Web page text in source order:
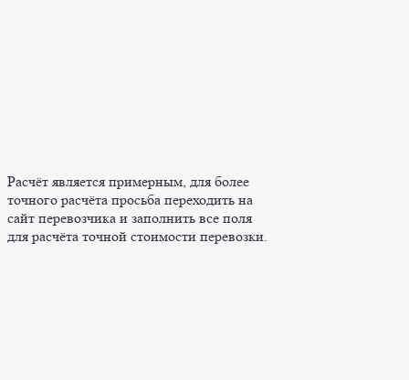
Расчёт является примерным, для более
точного расчёта просьба переходить на
сайт перевозчика и заполнить все поля
для расчёта точной стоимости перевозки.